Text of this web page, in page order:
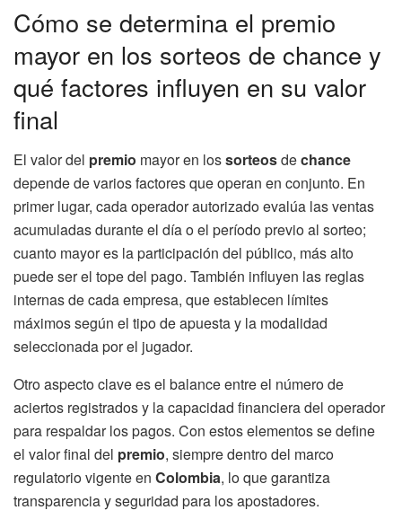
Cómo se determina el premio
mayor en los sorteos de chance y
qué factores influyen en su valor
final
El valor del premio mayor en lossorteosdechance
depende de varios factores que operan en conjunto. En
primer lugar, cada operador autorizado evalúa las ventas
acumuladas durante el día o el período previo al sorteo;
cuanto mayor es la participación del público, más alto
puede ser el tope del pago. También influyen las reglas
internas de cada empresa, que establecen límites
máximos según el tipo de apuesta y la modalidad
seleccionada por el jugador.
Otro aspecto clave es el balance entre el número de
aciertos registrados y la capacidad financiera del operador
para respaldar los pagos. Con estos elementos se define
el valor final del premio, siempre dentro del marco
regulatorio vigente en Colombia, lo que garantiza
transparencia y seguridad para los apostadores.